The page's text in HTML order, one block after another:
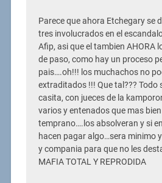
Parece que ahora Etchegary se
tres involucrados en el
Afip, asi que el tambien AHORA
de paso, como hay un proceso
pais….oh!!! los muchachos no
extraditados !!! Que tal??? Todo
casita, con jueces de la
varios y entenados que mas
temprano….los absolveran y si
hacen pagar algo…sera minimo
y compania para que no les
MAFIA TOTAL Y REPRODIDA